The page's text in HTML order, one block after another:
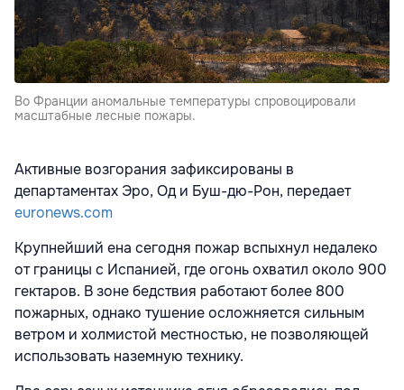
Во Франции аномальные температуры спровоцировали
масштабные лесные пожары.
Активные возгорания зафиксированы в
департаментах Эро, Од и Буш-дю-Рон, передает
euronews.com
Крупнейший ена сегодня пожар вспыхнул недалеко
от границы с Испанией, где огонь охватил около 900
гектаров. В зоне бедствия работают более 800
пожарных, однако тушение осложняется сильным
ветром и холмистой местностью, не позволяющей
использовать наземную технику.